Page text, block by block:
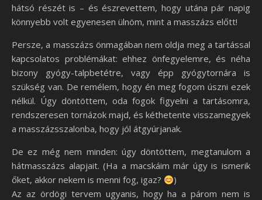
hátsó részét is – és észrevettem, hogy utána pár napig
könnyebb volt egyenesen ülnöm, mint a masszázs előtt!
Persze, a masszázs önmagában nem oldja meg a tartással
kapcsolatos problémákat: ehhez önfegyelemre, és néha
bizony gyógy-talpbetétre, vagy épp gyógytornára is
szükség van. De remélem, hogy én meg fogom úszni ezek
nélkül. Úgy döntöttem, oda fogok figyelni a tartásomra,
rendszeresen tornázok majd, és kéthetente visszamegyek
a masszázsszalonba, hogy jól átgyúrjanak.
De ez még nem minden: úgy döntöttem, megtanulom a
hátmasszázs alapjait. (Ha a macskáim már úgy is ismerik
őket, akkor nekem is menni fog, igaz?
)
Az az ördögi tervem ugyanis, hogy ha a párom nem is